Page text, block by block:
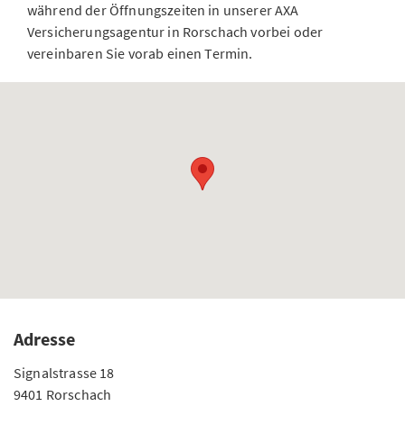
während der Öffnungszeiten in unserer AXA
Versicherungsagentur in Rorschach vorbei oder
vereinbaren Sie vorab einen Termin.
Adresse
Signalstrasse 18
9401 Rorschach